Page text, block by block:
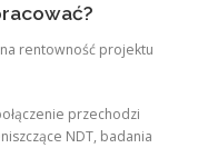
rentowność projektu
przechodzi
NDT, badania